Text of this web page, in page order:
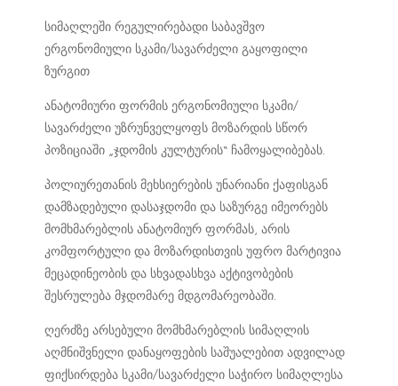
სიმაღლეში რეგულირებადი საბავშვო
ერგონომიული სკამი/სავარძელი გაყოფილი
ზურგით
ანატომიური ფორმის ერგონომიული სკამი/
სავარძელი უზრუნველყოფს მოზარდის სწორ
პოზიციაში „ჯდომის კულტურის“ ჩამოყალიბებას.
პოლიურეთანის მეხსიერების უნარიანი ქაფისგან
დამზადებული დასაჯდომი და საზურგე იმეორებს
მომხმარებლის ანატომიურ ფორმას, არის
კომფორტული და მოზარდისთვის უფრო მარტივია
მეცადინეობის და სხვადასხვა აქტივობების
შესრულება მჯდომარე მდგომარეობაში.
ღერძზე არსებული მომხმარებლის სიმაღლის
აღმნიშვნელი დანაყოფების საშუალებით ადვილად
ფიქსირდება სკამი/სავარძელი საჭირო სიმაღლესა